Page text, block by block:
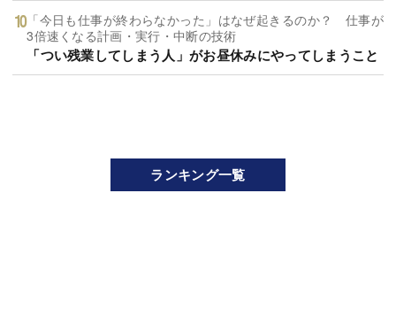
「今日も仕事が終わらなかった」はなぜ起きるのか？ 仕事が
3倍速くなる計画・実行・中断の技術
「つい残業してしまう人」がお昼休みにやってしまうこと
ランキング一覧